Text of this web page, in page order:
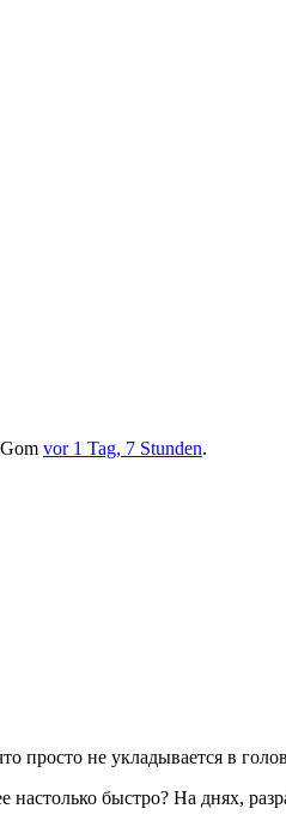
vor 1 Tag, 7 Stunden.
просто не укладывается в
быстро? На днях,